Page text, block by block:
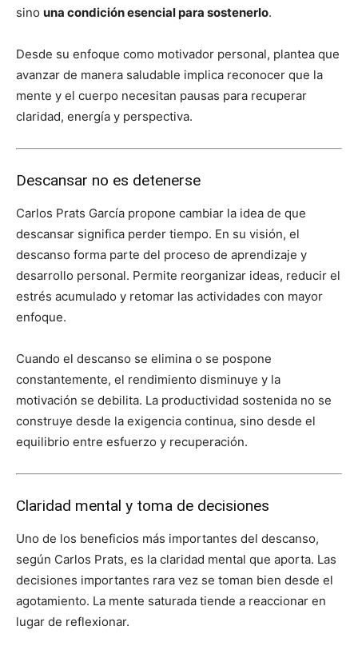
sino una condición esencial para sostenerlo.
Desde su enfoque como motivador personal, plantea que
avanzar de manera saludable implica reconocer que la
mente y el cuerpo necesitan pausas para recuperar
claridad, energía y perspectiva.
Descansar no es detenerse
Carlos Prats García propone cambiar la idea de que
descansar significa perder tiempo. En su visión, el
descanso forma parte del proceso de aprendizaje y
desarrollo personal. Permite reorganizar ideas, reducir el
estrés acumulado y retomar las actividades con mayor
enfoque.
Cuando el descanso se elimina o se pospone
constantemente, el rendimiento disminuye y la
motivación se debilita. La productividad sostenida no se
construye desde la exigencia continua, sino desde el
equilibrio entre esfuerzo y recuperación.
Claridad mental y toma de decisiones
Uno de los beneficios más importantes del descanso,
según Carlos Prats, es la claridad mental que aporta. Las
decisiones importantes rara vez se toman bien desde el
agotamiento. La mente saturada tiende a reaccionar en
lugar de reflexionar.